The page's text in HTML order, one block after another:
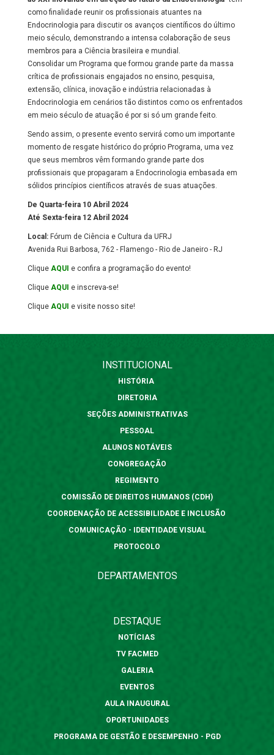
como finalidade reunir os profissionais atuantes na
Endocrinologia para discutir os avanços científicos do último
meio século, demonstrando a intensa colaboração de seus
membros para a Ciência brasileira e mundial.
Consolidar um Programa que formou grande parte da massa
crítica de profissionais engajados no ensino, pesquisa,
extensão, clínica, inovação e indústria relacionadas à
Endocrinologia em cenários tão distintos como os enfrentados
em meio século de atuação é por si só um grande feito.
Sendo assim, o presente evento servirá como um importante
momento de resgate histórico do próprio Programa, uma vez
que seus membros vêm formando grande parte dos
profissionais que propagaram a Endocrinologia embasada em
sólidos princípios científicos através de suas atuações.
De Quarta-feira 10 Abril 2024
Até Sexta-feira 12 Abril 2024
Local: Fórum de Ciência e Cultura da UFRJ
Avenida Rui Barbosa, 762 - Flamengo - Rio de Janeiro - RJ
Clique AQUI e confira a programação do evento!
Clique AQUI e inscreva-se!
Clique AQUI e visite nosso site!
INSTITUCIONAL
HISTÓRIA
DIRETORIA
SEÇÕES ADMINISTRATIVAS
PESSOAL
ALUNOS NOTÁVEIS
CONGREGAÇÃO
REGIMENTO
COMISSÃO DE DIREITOS HUMANOS (CDH)
COORDENAÇÃO DE ACESSIBILIDADE E INCLUSÃO
COMUNICAÇÃO - IDENTIDADE VISUAL
PROTOCOLO
DEPARTAMENTOS
DESTAQUE
NOTÍCIAS
TV FACMED
GALERIA
EVENTOS
AULA INAUGURAL
OPORTUNIDADES
PROGRAMA DE GESTÃO E DESEMPENHO - PGD